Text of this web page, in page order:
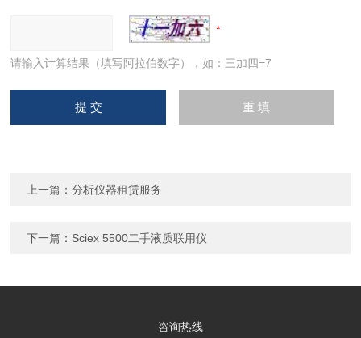
请输入计算结果（填写阿拉伯数字），如：三加四=7
上一篇：分析仪器租赁服务
下一篇： Sciex 5500二手液质联用仪
咨询热线